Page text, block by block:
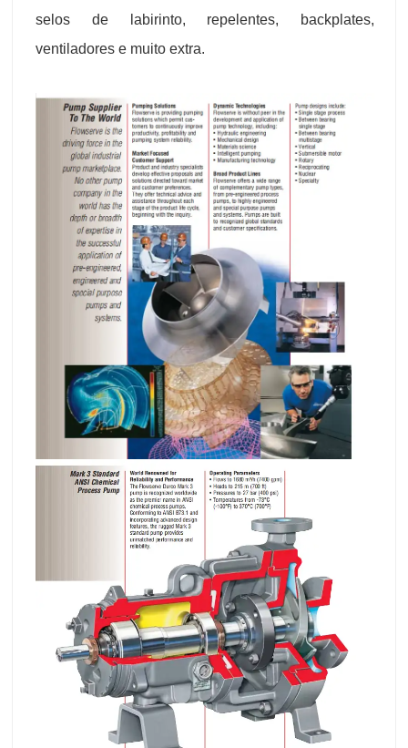
selos de labirinto, repelentes, backplates,
ventiladores e muito extra.